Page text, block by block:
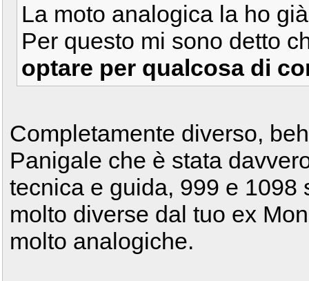
La moto analogica la ho
Per questo mi sono detto
optare per qualcosa di
Completamente diverso,
Panigale che è stata
tecnica e guida, 999 e 1098
molto diverse dal tuo ex
molto analogiche.